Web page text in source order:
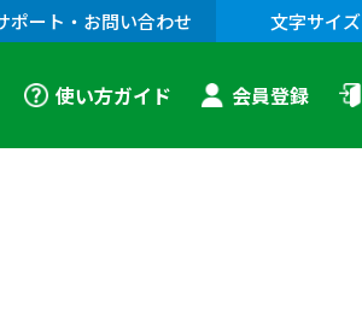
ポート・お問い合わせ 文字サイズ
使い方ガイド 会員登録